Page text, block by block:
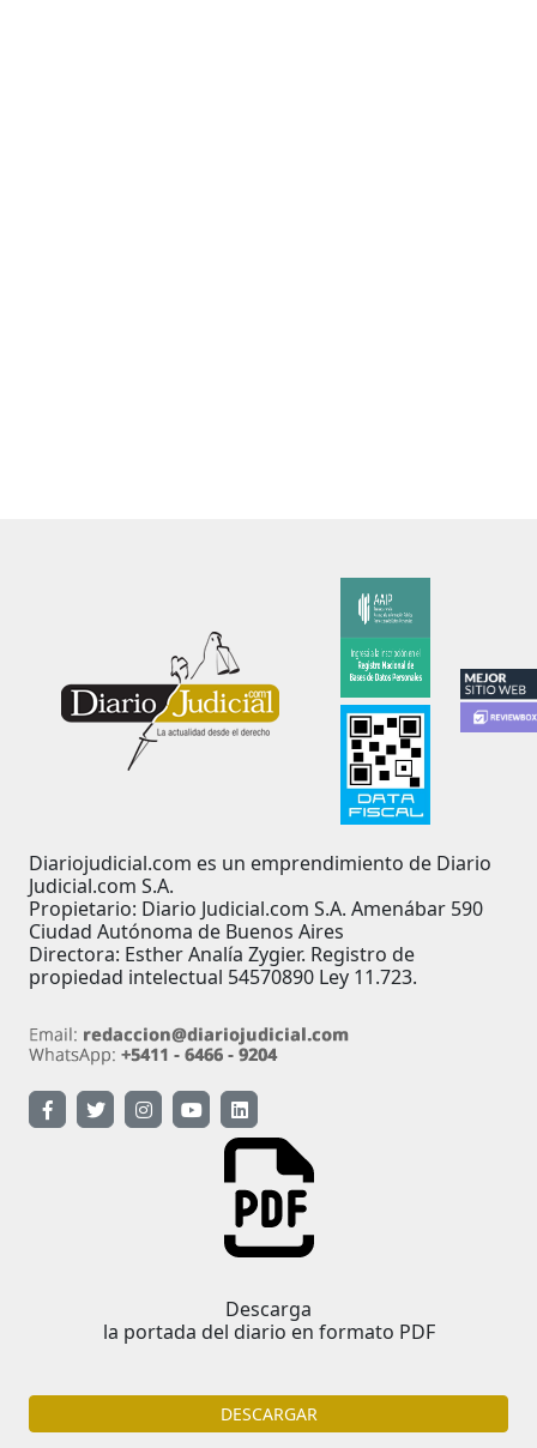
Diariojudicial.com es un emprendimiento de Diario
Judicial.com S.A.
Propietario: Diario Judicial.com S.A. Amenábar 590
Ciudad Autónoma de Buenos Aires
Directora: Esther Analía Zygier. Registro de
propiedad intelectual 54570890 Ley 11.723.
Descarga
la portada del diario en formato PDF
DESCARGAR